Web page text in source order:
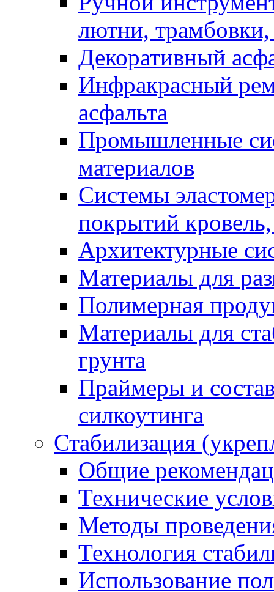
лютни, трамбовки,
Декоративный
Инфракрасный
асфальта
Промышленные
материалов
Системы
покрытий
Архитектурные
Материалы для
Полимерная
Материалы для
грунта
Праймеры и
силкоутинга
Стабилизация
Общие
Технические
Методы
Технология
Использование